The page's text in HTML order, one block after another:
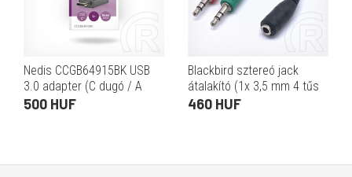
Nedis CCGB64915BK USB
3.0 adapter (C dugó / A
aljzat, 5 Gbps, OTG, fekete)
500 HUF
Blackbird sztereó jack
átalakító (1x 3,5 mm 4 tűs
aljzat / 2x 3,5 mm 3 tűs
460 HUF